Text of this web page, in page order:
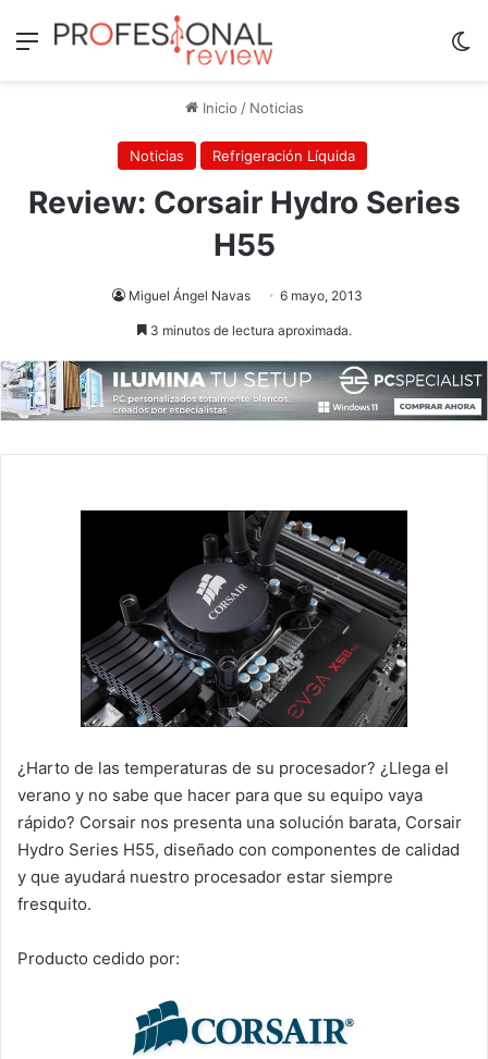
Menú
Inicio / Noticias
Noticias Refrigeración Líquida
Review: Corsair Hydro Series
H55
Miguel Ángel Navas 6 mayo, 2013
3 minutos de lectura aproximada.
¿Harto de las temperaturas de su procesador? ¿Llega el
verano y no sabe que hacer para que su equipo vaya
rápido? Corsair nos presenta una solución barata, Corsair
Hydro Series H55, diseñado con componentes de calidad
y que ayudará nuestro procesador estar siempre
fresquito.
Producto cedido por: